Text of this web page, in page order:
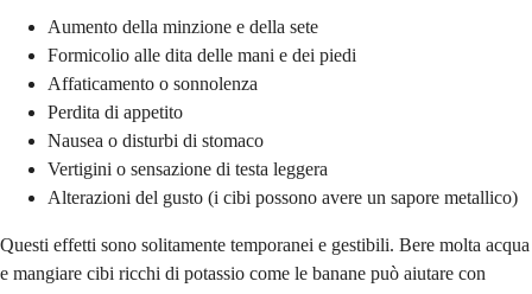
Aumento della minzione e della sete
Formicolio alle dita delle mani e dei piedi
Affaticamento o sonnolenza
Perdita di appetito
Nausea o disturbi di stomaco
Vertigini o sensazione di testa leggera
Alterazioni del gusto (i cibi possono avere un sapore metallico)
Questi effetti sono solitamente temporanei e gestibili. Bere molta acqua
e mangiare cibi ricchi di potassio come le banane può aiutare con